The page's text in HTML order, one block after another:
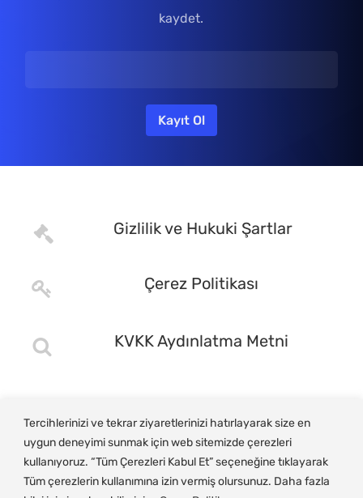
Tercihlerinizi ve tekrar ziyaretlerinizi hatırlayarak size en
uygun deneyimi sunmak için web sitemizde çerezleri
kullanıyoruz. “Tüm Çerezleri Kabul Et” seçeneğine tıklayarak
Tüm çerezlerin kullanımına izin vermiş olursunuz. Daha fazla
kaydet.
Gizlilik ve Hukuki Şartlar
Çerez Politikası
KVKK Aydınlatma Metni